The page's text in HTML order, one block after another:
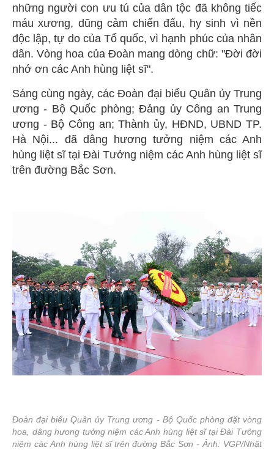
những người con ưu tú của dân tộc đã không tiếc
máu xương, dũng cảm chiến đấu, hy sinh vì nền
độc lập, tự do của Tổ quốc, vì hạnh phúc của nhân
dân. Vòng hoa của Đoàn mang dòng chữ: "Đời đời
nhớ ơn các Anh hùng liệt sĩ".
Sáng cùng ngày, các Đoàn đại biểu Quân ủy Trung
ương - Bộ Quốc phòng; Đảng ủy Công an Trung
ương - Bộ Công an; Thành ủy, HĐND, UBND TP.
Hà Nội... đã dâng hương tưởng niệm các Anh
hùng liệt sĩ tại Đài Tưởng niệm các Anh hùng liệt sĩ
trên đường Bắc Sơn.
Đoàn đại biểu Quân ủy Trung ương - Bộ Quốc phòng đặt vòng
hoa, dâng hương tưởng niệm các Anh hùng liệt sĩ tại Đài Tưởng
niệm các Anh hùng liệt sĩ trên đường Bắc Sơn - Ảnh: VGP/Nhật